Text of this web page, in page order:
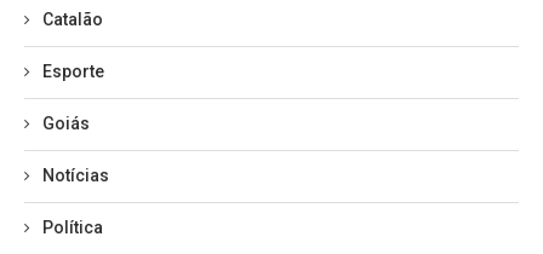
Catalão
Esporte
Goiás
Notícias
Política